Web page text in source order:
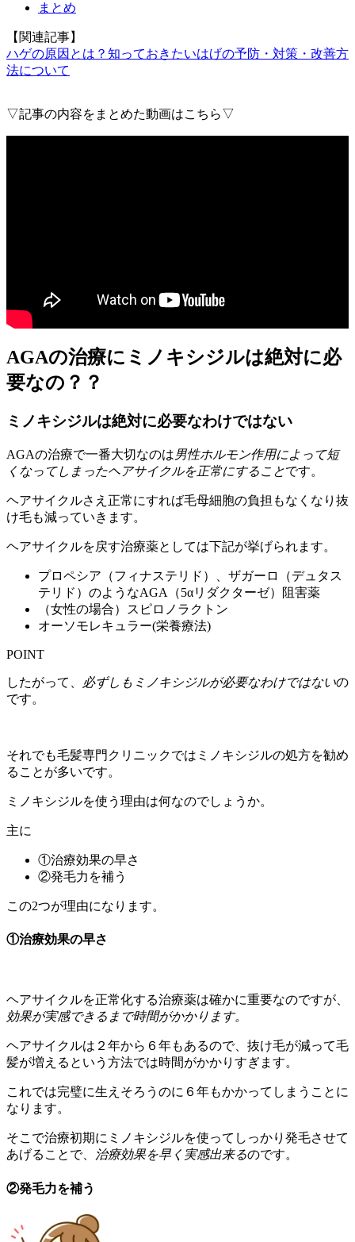
まとめ
【関連記事】
ハゲの原因とは？知っておきたいはげの予防・対策・改善方
法について
▽記事の内容をまとめた動画はこちら▽
AGAの治療にミノキシジルは絶対に必
要なの？？
ミノキシジルは絶対に必要なわけではない
AGAの治療で一番大切なのは男性ホルモン作用によって短
くなってしまったヘアサイクルを正常にすることです。
ヘアサイクルさえ正常にすれば毛母細胞の負担もなくなり抜
け毛も減っていきます。
ヘアサイクルを戻す治療薬としては下記が挙げられます。
プロペシア（フィナステリド）、ザガーロ（デュタス
テリド）のようなAGA（5αリダクターゼ）阻害薬
（女性の場合）スピロノラクトン
オーソモレキュラー(栄養療法)
POINT
したがって、 必ずしもミノキシジルが必要なわけではないの
です。
それでも毛髪専門クリニックではミノキシジルの処方を勧め
ることが多いです。
ミノキシジルを使う理由は何なのでしょうか。
主に
①治療効果の早さ
②発毛力を補う
この2つが理由になります。
①治療効果の早さ
ヘアサイクルを正常化する治療薬は確かに重要なのですが、
効果が実感できるまで時間がかかります。
ヘアサイクルは２年から６年もあるので、抜け毛が減って毛
髪が増えるという方法では時間がかかりすぎます。
これでは完璧に生えそろうのに６年もかかってしまうことに
なります。
そこで治療初期にミノキシジルを使ってしっかり発毛させて
あげることで、
治療効果を早く実感出来るのです。
②発毛力を補う